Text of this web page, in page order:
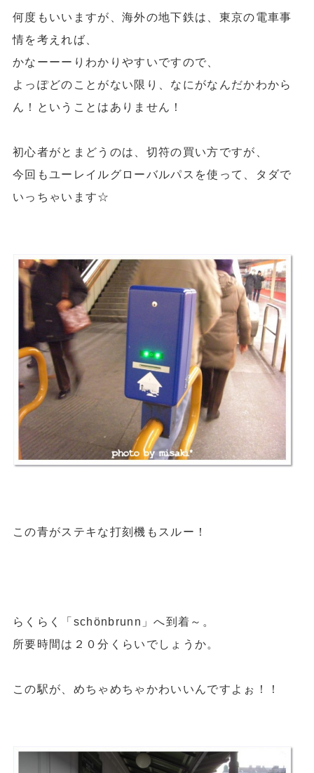
何度もいいますが、海外の地下鉄は、東京の電車事
情を考えれば、
かなーーーりわかりやすいですので、
よっぽどのことがない限り、なにがなんだかわから
ん！ということはありません！
初心者がとまどうのは、切符の買い方ですが、
今回もユーレイルグローバルパス を使って、タダで
いっちゃいます☆
この青がステキな打刻機もスルー！
らくらく「schönbrunn」へ到着～。
所要時間は２０分くらいでしょうか。
この駅が、めちゃめちゃかわいいんですよぉ！！